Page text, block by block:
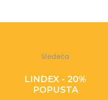
Sledeća
LINDEX - 20%
POPUSTA